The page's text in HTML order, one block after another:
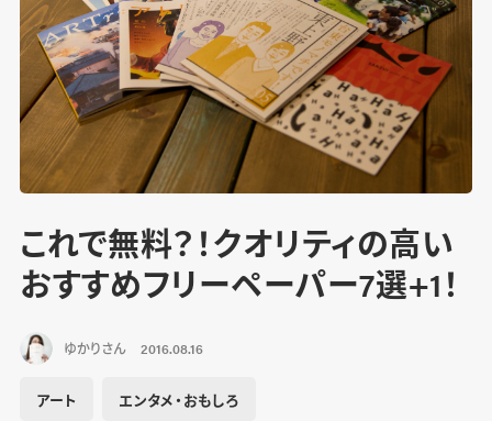
これで無料？！クオリティの高い
おすすめフリーペーパー7選+1！
ゆかりさん 2016.08.16
アート エンタメ・おもしろ